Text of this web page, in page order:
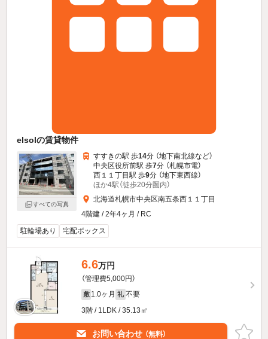
elsolの賃貸物件
すべての写真
すすきの駅 歩14分 （地下南北線など）
中央区役所前駅 歩7分 （札幌市電）
西１１丁目駅 歩9分 （地下東西線）
ほか4駅（徒歩20分圏内）
北海道札幌市中央区南五条西１１丁目
4階建 / 2年4ヶ月 / RC
駐輪場あり
宅配ボックス
6.6万円
（管理費5,000円）
敷 1.0ヶ月 礼 不要
3階 / 1LDK / 35.13㎡
お問い合わせ （無料）